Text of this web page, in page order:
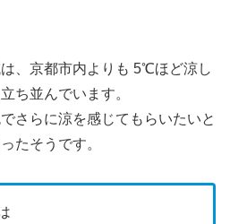
、京都市内よりも 5℃ほど涼し
ち並んでいます。
さらに涼を感じてもらいたいと
たそうです。